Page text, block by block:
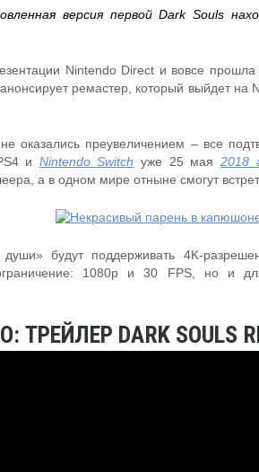
версия первой Dark Souls
Nintendo Direct и вовсе прошла
ремастер, который выйдет на
оказались преувеличением – все
и Nintendo Switch уже 25 мая 2018
а в одном мире отныне смогут
будут поддерживать 4K-
1080p и 30 FPS, но и для
ТРЕЙЛЕР DARK SOULS